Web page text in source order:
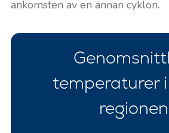
ankomsten av en annan cyklon.
temperaturer
regionen